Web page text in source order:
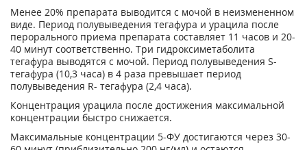
Менее 20% препарата выводится с мочой в неизмененном
виде. Период полувыведения тегафура и урацила после
перорального приема препарата составляет 11 часов и 20-
40 минут соответственно. Три гидроксиметаболита
тегафура выводятся с мочой. Период полувыведения S-
тегафура (10,3 часа) в 4 раза превышает период
полувыведения R- тегафура (2,4 часа).
Концентрация урацила после достижения максимальной
концентрации быстро снижается.
Максимальные концентрации 5-ФУ достигаются через 30-